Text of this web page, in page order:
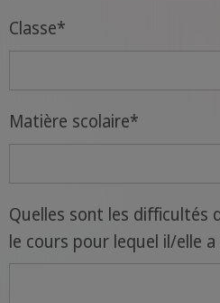
Classe*
Matière scolaire*
Quelles sont les difficultés
le cours pour lequel il/elle a